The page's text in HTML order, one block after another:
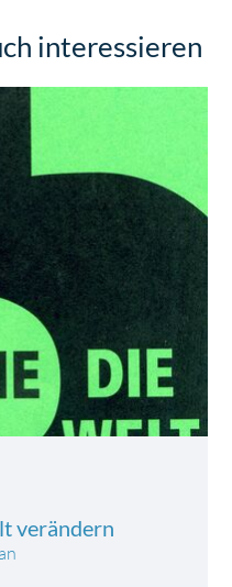
interessieren
verändern